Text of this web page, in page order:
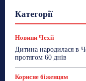
Категорії
Новини
Новини Чехії
Дитина народилася в
протягом 60 днів
Корисне біженцям